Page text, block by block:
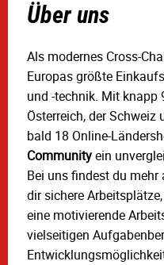
Über uns
Als modernes Cross-
Europas größte
und -technik. Mit knapp
Österreich, der Schweiz
bald 18 Online-
Communityein
Bei uns findest du
dir sichere
eine motivierende
vielseitigen